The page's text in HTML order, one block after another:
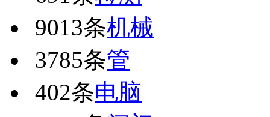
9013条机械
3785条管
402条电脑